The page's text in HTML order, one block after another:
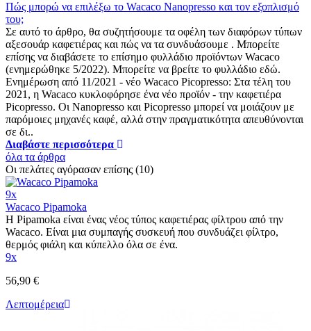
Πώς μπορώ να επιλέξω το Wacaco Nanopresso και τον εξοπλισμό
του;
Σε αυτό το άρθρο, θα συζητήσουμε τα οφέλη των διαφόρων τύπων
αξεσουάρ καφετιέρας και πώς να τα συνδυάσουμε . Μπορείτε
επίσης να διαβάσετε το επίσημο φυλλάδιο προϊόντων Wacaco
(ενημερώθηκε 5/2022). Μπορείτε να βρείτε το φυλλάδιο εδώ.
Ενημέρωση από 11/2021 - νέο Wacaco Picopresso: Στα τέλη του
2021, η Wacaco κυκλοφόρησε ένα νέο προϊόν - την καφετιέρα
Picopresso. Οι Nanopresso και Picopresso μπορεί να μοιάζουν με
παρόμοιες μηχανές καφέ, αλλά στην πραγματικότητα απευθύνονται
σε δι..
Διαβάστε περισσότερα
όλα τα άρθρα
Οι πελάτες αγόρασαν επίσης (10)
9x
Wacaco Pipamoka
Η Pipamoka είναι ένας νέος τύπος καφετιέρας φίλτρου από την
Wacaco. Είναι μια συμπαγής συσκευή που συνδυάζει φίλτρο,
θερμός φιάλη και κύπελλο όλα σε ένα.
9x
56,90 €
Λεπτομέρεια